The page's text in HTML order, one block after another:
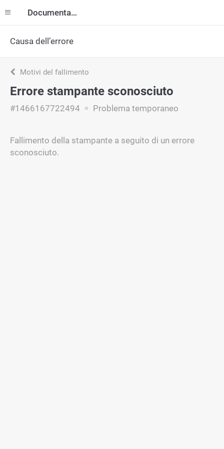
Documentazione
Causa dell’errore
Motivi del fallimento
Errore stampante sconosciuto
#1466167722494 Problema temporaneo
Fallimento della stampante a seguito di un errore
sconosciuto.